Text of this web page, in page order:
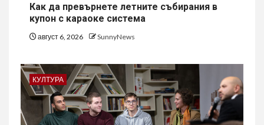
Как да превърнете летните събирания в
купон с караоке система
август 6, 2026 SunnyNews
КУЛТУРА